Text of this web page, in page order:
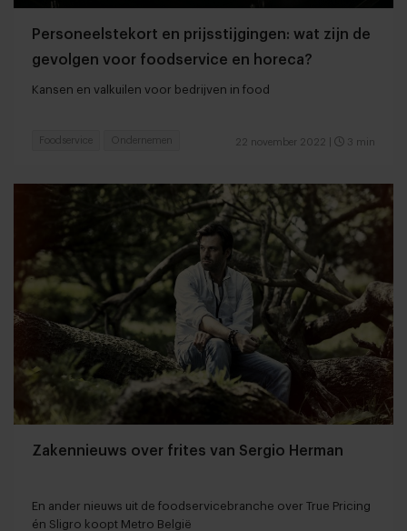
Personeelstekort en prijsstijgingen: wat zijn de
gevolgen voor foodservice en horeca?
Kansen en valkuilen voor bedrijven in food
22 november 2022 3 min
Foodservice Ondernemen
Zakennieuws over frites van Sergio Herman
En ander nieuws uit de foodservicebranche over True Pricing
én Sligro koopt Metro België